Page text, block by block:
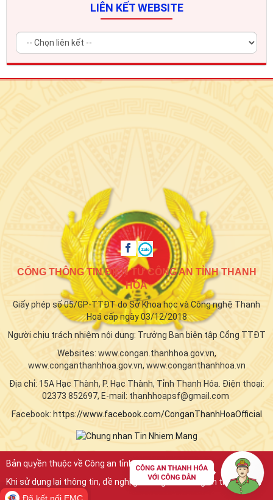
LIÊN KẾT WEBSITE
CỔNG THÔNG TIN ĐIỆN TỬ CÔNG AN TỈNH THANH
HÓA
Giấy phép số 05/GP-TTĐT do Sở Khoa học và Công nghệ Thanh
Hoá cấp ngày 03/12/2018
Người chịu trách nhiệm nội dung: Trưởng Ban biên tập Cổng TTĐT
Websites: www.congan.thanhhoa.gov.vn,
www.conganthanhhoa.gov.vn, www.conganthanhhoa.vn
Địa chỉ: 15A Hạc Thành, P. Hạc Thành, Tỉnh Thanh Hóa. Điện thoại:
02373 852697, E-mail: thanhhoapsf@gmail.com
Facebook: https://www.facebook.com/ConganThanhHoaOfficial
Bản quyền thuộc về Công an tỉnh Thanh Hóa.
Khi sử dụng lại thông tin, đề nghị ghi rõ nguồn "Công an tỉnh Thanh
Hóa"